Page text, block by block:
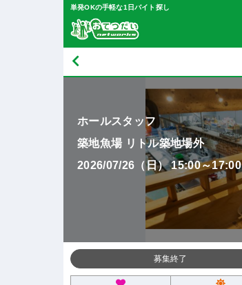
単発OKの手軽な1日バイト探し
ホールスタッフ
築地魚場 リトル築地場外
2026/07/26（日） 15:00～17:00
募集終了